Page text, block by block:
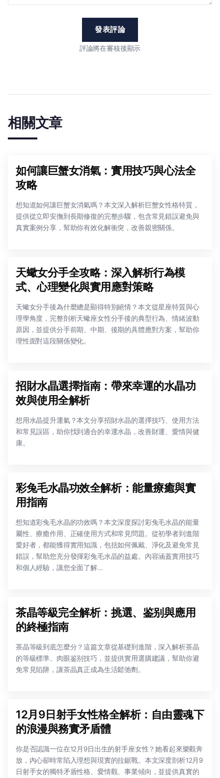
發表評論
評論將在審核後顯示
相關文章
如何讓巨蟹女消氣：實用技巧與心法全
攻略
想知道如何讓巨蟹女消氣嗎？本文深入解析巨蟹女性格特質，
提供從立即安撫到長期修復的完整步驟，包含常見錯誤避免與
真實案例分享，幫助你有效化解衝突，改善親密關係。
天蠍女分手全攻略：深入解析行為模
式、心理變化與實用應對策略
天蠍女分手後為什麼總是顯得特別絕情？本文從星座特質與心
理學角度，完整剖析天蠍座女性分手後的典型行為、情緒波動
原因，並提供分手前期、中期、後期的具體應對方案，幫助你
理性面對這段關係變化。
招財水晶選擇指南：帶來幸運的水晶功
效與使用全解析
想用水晶提升運氣？本文分享招財水晶的選擇技巧、使用方法
和常見誤區，助你找到適合的幸運水晶，改善財運、愛情與健
康。
彩兔毛水晶功效全解析：能量療癒與實
用指南
想知道彩兔毛水晶的功效嗎？本文深度探討彩兔毛水晶的能量
屬性、療癒作用、正確使用方式和常見問題。從初學者到進階
愛好者，都能獲得實用知識，包括如何佩戴、淨化及避免常見
錯誤，幫助您充分發揮彩兔毛水晶的益處。內容涵蓋實用技巧
和個人經驗，讓您全面了解...
茶晶等級完全解析：挑選、鉴别與應用
的終極指南
茶晶等級到底怎麼分？這篇文章從基礎到進階，深入解析茶晶
的等級標準、肉眼鉴别技巧，並提供實用選購建議，幫助你避
免常見陷阱，讓茶晶真正成為生活鬆弛劑。
12月9日射手女性格全解析：自由靈魂下
的浪漫與務實矛盾體
你是否認識一位在12月9日出生的射手座女性？她看起來樂觀奔
放，內心卻時常陷入理想與現實的拉鋸戰。本文深度剖析12月9
日射手女的獨特矛盾性格、愛情觀、事業傾向，並提供真實的